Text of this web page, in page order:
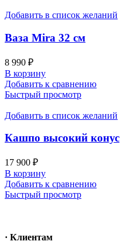
Добавить в список желаний
Ваза Mira 32 см
8 990 ₽
В корзину
Добавить к сравнению
Быстрый просмотр
Добавить в список желаний
Кашпо высокий конус
17 900 ₽
В корзину
Добавить к сравнению
Быстрый просмотр
· Клиентам